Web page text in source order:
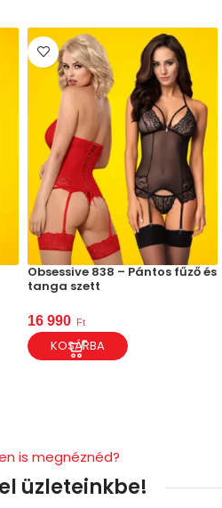
Obsessive 838 – Pántos fűző és
tanga szett
16 990 Ft
KOSÁRBA
is megnéznéd?
üzleteinkbe!